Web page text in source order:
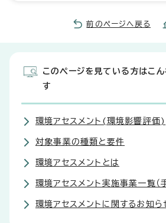
前のページへ戻る
このページを見ている方はこ
す
環境アセスメント(環境影響評価)
対象事業の種類と要件
環境アセスメントとは
環境アセスメント実施事業一覧（
環境アセスメントに関するお知ら